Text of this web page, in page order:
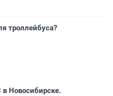
троллейбуса?
Новосибирске.